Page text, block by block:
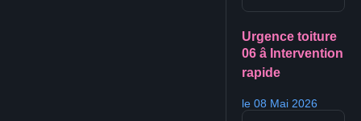
Urgence toiture
06 â Intervention
rapide
le 08 Mai 2026